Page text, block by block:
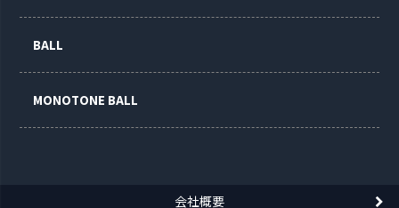
BALL
MONOTONE BALL
会社概要